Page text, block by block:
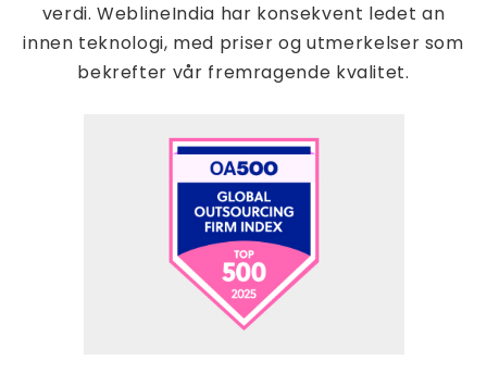
verdi. WeblineIndia har konsekvent ledet an
innen teknologi, med priser og utmerkelser som
bekrefter vår fremragende kvalitet.